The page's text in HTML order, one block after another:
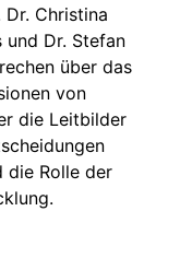
Dr. Christina
und Dr. Stefan
über das
von
die Leitbilder
die Rolle der